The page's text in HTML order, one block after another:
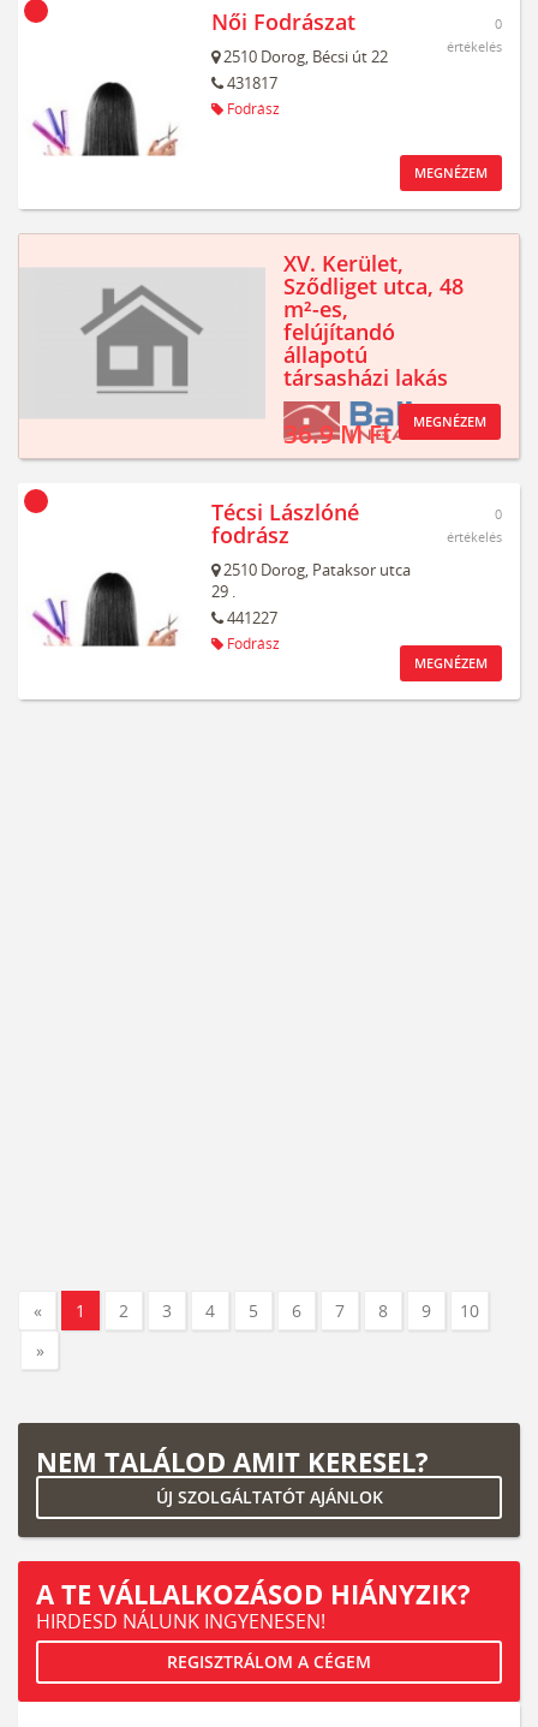
Női Fodrászat
2510 Dorog, Bécsi út 22
431817
Fodrász
0
értékelés
MEGNÉZEM
XV. Kerület,
Sződliget utca, 48
m²-es,
felújítandó
állapotú
társasházi lakás
36.9 M Ft MEGNÉZEM
Técsi Lászlóné
fodrász
2510 Dorog, Pataksor utca
29 .
441227
Fodrász
0
értékelés
MEGNÉZEM
« 1 2 3 4 5 6 7 8 9
10
»
NEM TALÁLOD AMIT KERESEL?
ÚJ SZOLGÁLTATÓT AJÁNLOK
A TE VÁLLALKOZÁSOD HIÁNYZIK?
HIRDESD NÁLUNK INGYENESEN!
REGISZTRÁLOM A CÉGEM